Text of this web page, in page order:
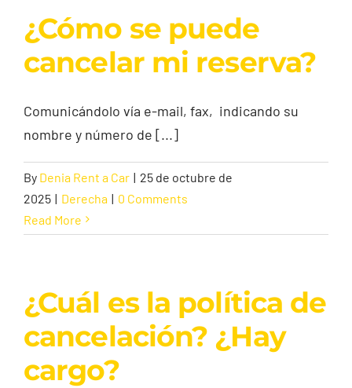
¿Cómo se puede
cancelar mi reserva?
Comunicándolo vía e-mail, fax, indicando su
nombre y número de [...]
By Denia Rent a Car | 25 de octubre de
2025 | Derecha | 0 Comments
Read More
¿Cuál es la política de
cancelación? ¿Hay
cargo?